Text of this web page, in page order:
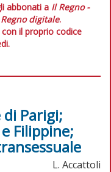
abbonati a Il Regno -
digitale.
il proprio codice
Parigi;
Filippine;
L. Accattoli